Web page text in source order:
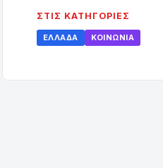
ΣΤΙΣ ΚΑΤΗΓΟΡΊΕΣ
ΕΛΛΆΔΑ ΚΟΙΝΩΝΊΑ